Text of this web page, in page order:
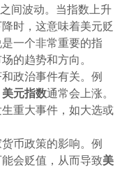
间波动。当指数上升
时，这意味着美元贬
一个非常重要的指
的趋势和方向。
政治事件有关。例
美元指数通常会上涨。
重大事件，如大选或
币政策的影响。例
会贬值，从而导致美